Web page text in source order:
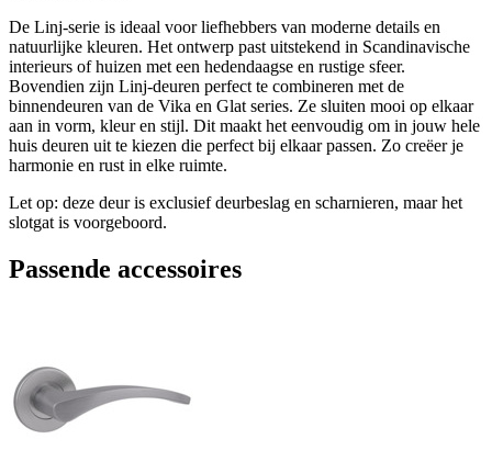
De Linj-serie is ideaal voor liefhebbers van moderne details en
natuurlijke kleuren. Het ontwerp past uitstekend in Scandinavische
interieurs of huizen met een hedendaagse en rustige sfeer.
Bovendien zijn Linj-deuren perfect te combineren met de
binnendeuren van de Vika en Glat series. Ze sluiten mooi op elkaar
aan in vorm, kleur en stijl. Dit maakt het eenvoudig om in jouw hele
huis deuren uit te kiezen die perfect bij elkaar passen. Zo creëer je
harmonie en rust in elke ruimte.
Let op: deze deur is exclusief deurbeslag en scharnieren, maar het
slotgat is voorgeboord.
Passende accessoires